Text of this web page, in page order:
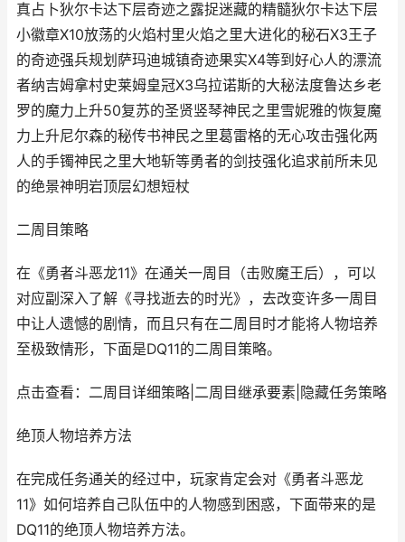
真占卜狄尔卡达下层奇迹之露捉迷藏的精髓狄尔卡达下层
小徽章X10放荡的火焰村里火焰之里大进化的秘石X3王子
的奇迹强兵规划萨玛迪城镇奇迹果实X4等到好心人的漂流
者纳吉姆拿村史莱姆皇冠X3乌拉诺斯的大秘法度鲁达乡老
罗的魔力上升50复苏的圣贤竖琴神民之里雪妮雅的恢复魔
力上升尼尔森的秘传书神民之里葛雷格的无心攻击强化两
人的手镯神民之里大地斩等勇者的剑技强化追求前所未见
的绝景神明岩顶层幻想短杖
二周目策略
在《勇者斗恶龙11》在通关一周目（击败魔王后），可以
对应副深入了解《寻找逝去的时光》，去改变许多一周目
中让人遗憾的剧情，而且只有在二周目时才能将人物培养
至极致情形，下面是DQ11的二周目策略。
点击查看：二周目详细策略|二周目继承要素|隐藏任务策略
绝顶人物培养方法
在完成任务通关的经过中，玩家肯定会对《勇者斗恶龙
11》如何培养自己队伍中的人物感到困惑，下面带来的是
DQ11的绝顶人物培养方法。